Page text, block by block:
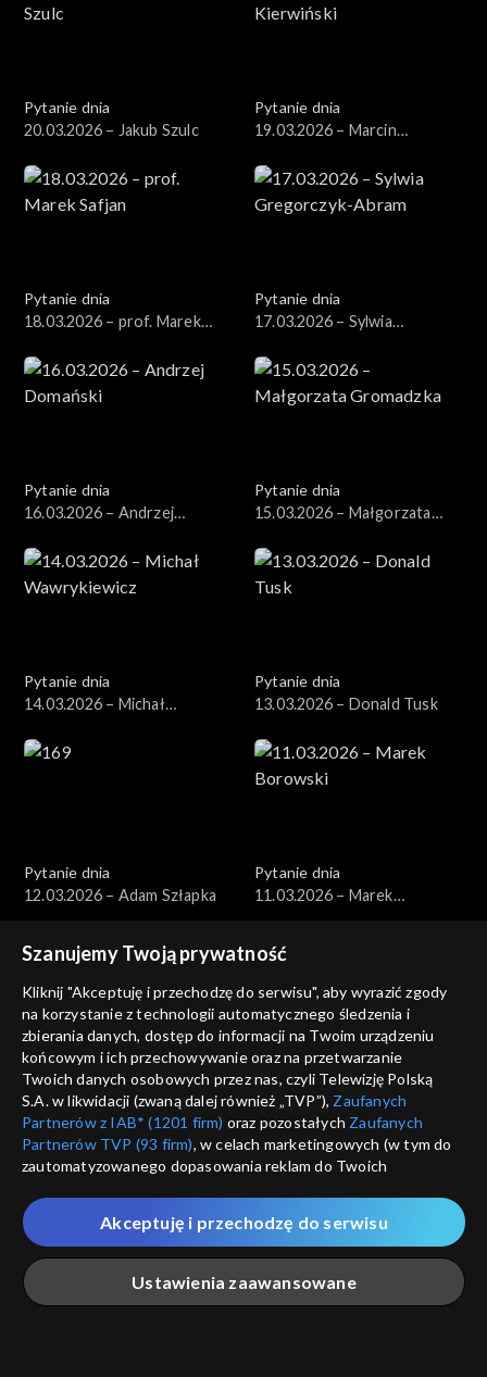
Pytanie dnia
20.03.2026 – Jakub Szulc
Pytanie dnia
19.03.2026 – Marcin
Pytanie dnia
18.03.2026 – prof. Marek
Pytanie dnia
17.03.2026 – Sylwia
Pytanie dnia
16.03.2026 – Andrzej
Pytanie dnia
15.03.2026 – Małgorzata
Pytanie dnia
14.03.2026 – Michał
Pytanie dnia
13.03.2026 – Donald Tusk
Pytanie dnia
12.03.2026 – Adam Szłapka
Pytanie dnia
11.03.2026 – Marek
Pytanie dnia
10.03.2026 – Paweł Zalewski
Pytanie dnia
09.03.2026 – Jakub Banaszak
Pytanie dnia
08.03.2026 – Henryka
Pytanie dnia
07.03.2026 – Miłosz Motyka
Szanujemy Twoją prywatność
Kliknij "Akceptuję i przechodzę do serwisu", aby wyrazić zgody
na korzystanie z technologii automatycznego śledzenia i
zbierania danych, dostęp do informacji na Twoim urządzeniu
końcowym i ich przechowywanie oraz na przetwarzanie
Twoich danych osobowych przez nas, czyli Telewizję Polską
S.A. w likwidacji (zwaną dalej również „TVP”), Zaufanych
Partnerów z IAB* (1201 firm) oraz pozostałych Zaufanych
Partnerów TVP (93 firm), w celach marketingowych (w tym do
zautomatyzowanego dopasowania reklam do Twoich
które wskazujemy poniżej, a także zgody na udostępnianie
przez nas identyfikatora PPID do Google.
Twoje dane osobowe zbierane podczas odwiedzania przez
Ciebie naszych
poszczególnych serwisówzwanych dalej
„Portalem”, w tym informacje zapisywane za pomocą
Ustawienia zaawansowane
Akceptuję i przechodzę do serwisu